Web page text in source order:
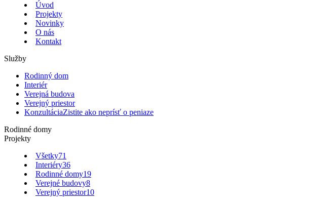
Úvod
Projekty
Novinky
O nás
Kontakt
Služby
Rodinný dom
Interiér
Verejná budova
Verejný priestor
KonzultáciaZistite ako neprísť o peniaze
Rodinné domy
Projekty
Všetky71
Interiéry36
Rodinné domy19
Verejné budovy8
Verejný priestor10